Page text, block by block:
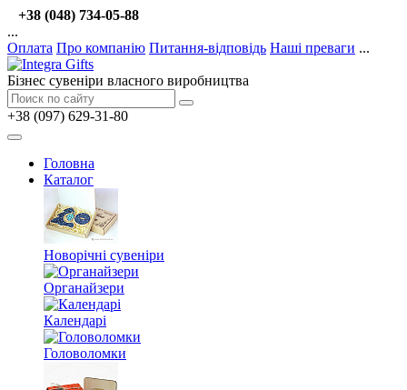
+38 (048) 734-05-88
...
Оплата Про компанію Питання-відповідь Наші преваги ...
Бізнес сувеніри власного виробництва
+38 (097) 629-31-80
Головна
Каталог
Новорічні сувеніри
Органайзери
Календарі
Головоломки